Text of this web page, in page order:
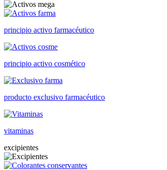
principio activo farmacéutico
principio activo cosmético
producto exclusivo farmacéutico
vitaminas
excipientes